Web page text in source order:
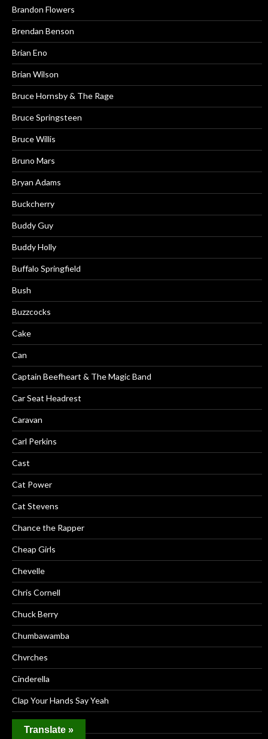
Brandon Flowers
Brendan Benson
Brian Eno
Brian Wilson
Bruce Hornsby & The Rage
Bruce Springsteen
Bruce Willis
Bruno Mars
Bryan Adams
Buckcherry
Buddy Guy
Buddy Holly
Buffalo Springfield
Bush
Buzzcocks
Cake
Can
Captain Beefheart & The Magic Band
Car Seat Headrest
Caravan
Carl Perkins
Cast
Cat Power
Cat Stevens
Chance the Rapper
Cheap Girls
Chevelle
Chris Cornell
Chuck Berry
Chumbawamba
Chvrches
Cinderella
Clap Your Hands Say Yeah
Cocteua Twins
Translate »